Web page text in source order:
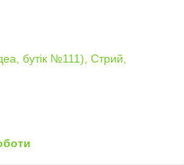
бутік №111), Стрий,